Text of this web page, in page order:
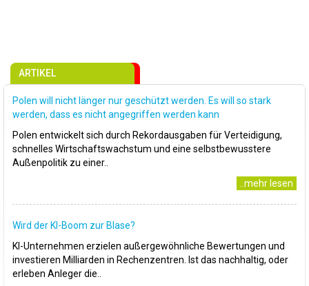
ARTIKEL
Polen will nicht länger nur geschützt werden. Es will so stark
werden, dass es nicht angegriffen werden kann
Polen entwickelt sich durch Rekordausgaben für Verteidigung,
schnelles Wirtschaftswachstum und eine selbstbewusstere
Außenpolitik zu einer..
..mehr lesen
Wird der KI-Boom zur Blase?
KI-Unternehmen erzielen außergewöhnliche Bewertungen und
investieren Milliarden in Rechenzentren. Ist das nachhaltig, oder
erleben Anleger die..